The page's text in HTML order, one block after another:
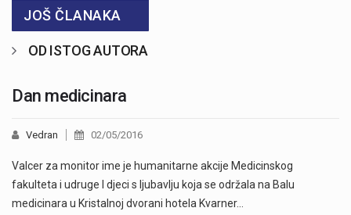
JOŠ ČLANAKA
OD ISTOG AUTORA
Dan medicinara
Vedran 02/05/2016
Valcer za monitor ime je humanitarne akcije Medicinskog
fakulteta i udruge I djeci s ljubavlju koja se održala na Balu
medicinara u Kristalnoj dvorani hotela Kvarner…